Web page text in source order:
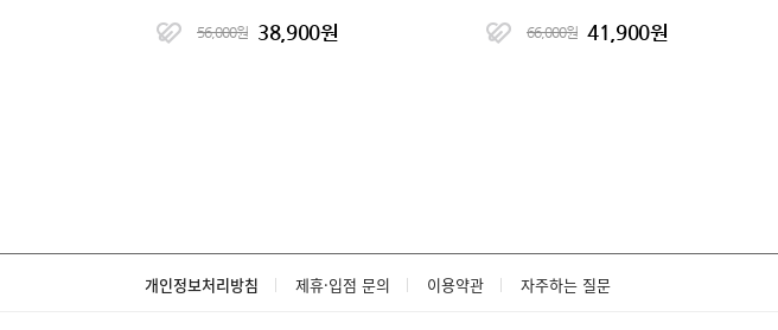
56,000원 38,900원 66,000원 41,900원
개인정보처리방침 제휴·입점 문의 이용약관 자주하는 질문